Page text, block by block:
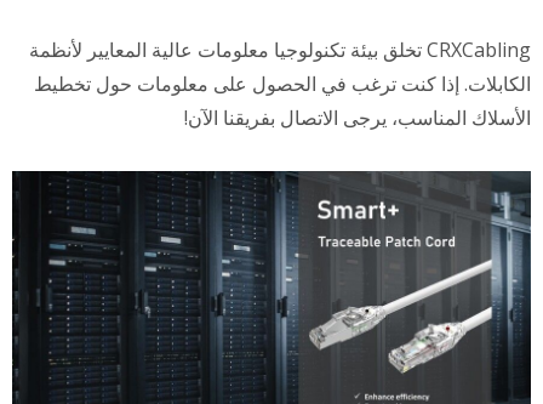
CRXCabling تخلق بيئة تكنولوجيا معلومات عالية المعايير لأنظمة
الكابلات. إذا كنت ترغب في الحصول على معلومات حول تخطيط
الأسلاك المناسب، يرجى الاتصال بفريقنا الآن!